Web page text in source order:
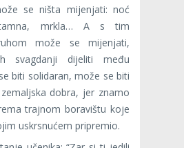
se ništa mijenjati: noć
mrkla… A s tim
može se mijenjati,
svagdanji dijeliti među
biti solidaran, može se biti
dobra, jer znamo
trajnom boravištu koje
uskrsnu­ćem pripremio.